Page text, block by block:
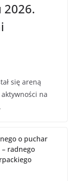
2026.
się areną
na
o puchar
radnego